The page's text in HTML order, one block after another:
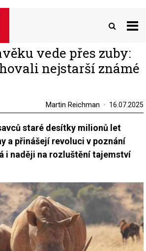
vede přes zuby:
nejstarší známé
Martin Reichman 16.07.2025
staré desítky milionů let
a přinášejí revoluci v poznání
i naději na rozluštění tajemství